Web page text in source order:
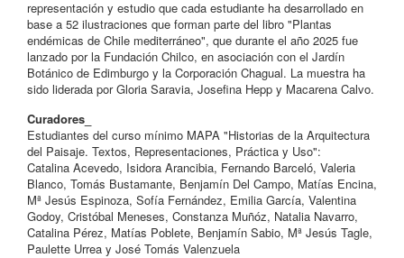
representación y estudio que cada estudiante ha desarrollado en
base a 52 ilustraciones que forman parte del libro "Plantas
endémicas de Chile mediterráneo", que durante el año 2025 fue
lanzado por la Fundación Chilco, en asociación con el Jardín
Botánico de Edimburgo y la Corporación Chagual. La muestra ha
sido liderada por Gloria Saravia, Josefina Hepp y Macarena Calvo.
Curadores_
Estudiantes del curso mínimo MAPA "Historias de la Arquitectura
del Paisaje. Textos, Representaciones, Práctica y Uso":
Catalina Acevedo, Isidora Arancibia, Fernando Barceló, Valeria
Blanco, Tomás Bustamante, Benjamín Del Campo, Matías Encina,
Mª Jesús Espinoza, Sofía Fernández, Emilia García, Valentina
Godoy, Cristóbal Meneses, Constanza Muñóz, Natalia Navarro,
Catalina Pérez, Matías Poblete, Benjamín Sabio, Mª Jesús Tagle,
Paulette Urrea y José Tomás Valenzuela